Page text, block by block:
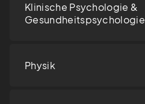
Klinische Psychologie &
Gesundheitspsychologie
Physik